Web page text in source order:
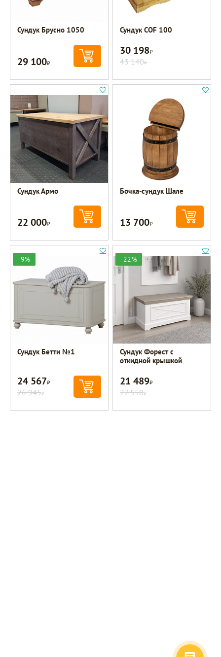
Сундук Брусно 1050
29 100Р
Сундук COF 100
30 198Р
43 140Р
Сундук Армо
22 000Р
Бочка-сундук Шале
13 700Р
-9%
Сундук Бетти №1
24 567Р
26 945Р
-22%
Сундук Форест с
откидной крышкой
21 489Р
27 550Р